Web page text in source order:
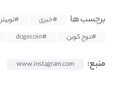
برچسب ها #خبری #توییتر
#دوج کوین
#dogecoin
منبع: www.instagram.com